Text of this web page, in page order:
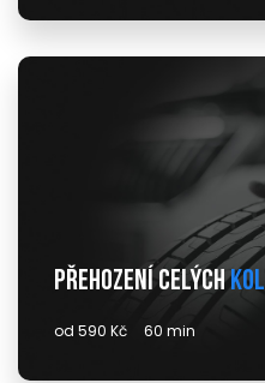
Přehození celýchkol
od 590 Kč 60 min